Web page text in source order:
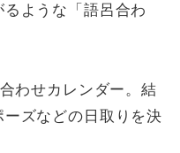
ような「語呂合わ
わせカレンダー。結
ズなどの日取りを決